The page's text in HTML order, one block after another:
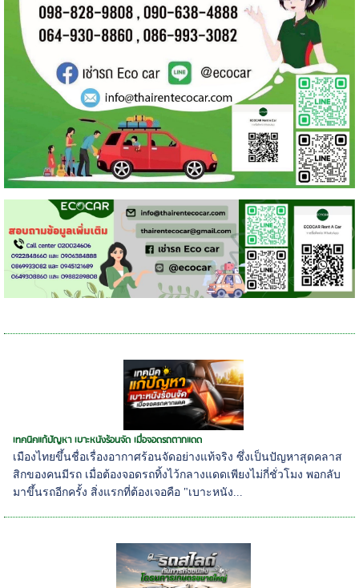
เทคนิคแก้ปัญหา เบาะหนังร้อนจัด เมื่อจอดรถตากแดด
เมืองไทยขึ้นชื่อเรื่องอากาศร้อนจัดอย่างแท้จริง ซึ่งเป็นปัญหาสุดคลาส
สิกของคนมีรถ เมื่อต้องจอดรถทิ้งไว้กลางแดดเพียงไม่กี่ชั่วโมง พอกลับ
มาขึ้นรถอีกครั้ง สิ่งแรกที่ต้องเจอคือ "เบาะหนัง...